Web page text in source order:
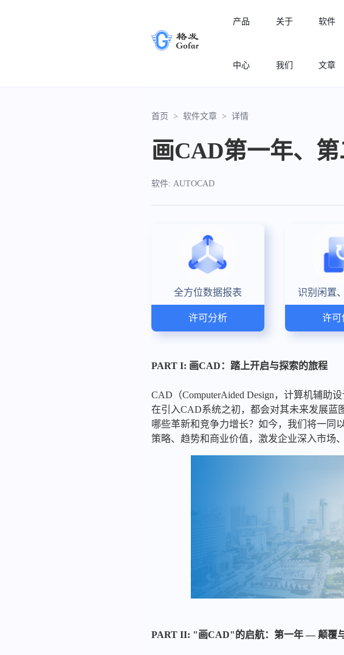
产品
中心
许可分析
实现专业软件许可精细
关于
我们
软件
文章
首页 > 软件文章 > 详情
画CAD第一年、
软件: AUTOCAD
全方位数据报表
许可分析
识别闲置
许可
PART I: 画CAD：踏上开启与探索的旅程
CAD（ComputerAided Design，计算机辅助
在引入CAD系统之初，都会对其未来发展蓝
哪些革新和竞争力增长？如今，我们将一同
策略、趋势和商业价值，激发企业深入市场
PART II: "画CAD"的启航：第一年 — 颠覆